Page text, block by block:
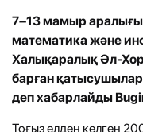
7–13 мамыр
математика және
Халықаралық Әл-
барған
деп хабарлайды
Тоғыз елден келген